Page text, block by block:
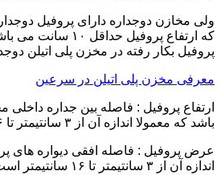
ولی مخازن دوجداره دارای پروفیل
که ارتفاع پروفیل
پروفیل بکار رفته در مخزن پلی اتیلن
معرفی مخزن پلی اتیلن در سرعین
ارتفاع پروفیل : فاصله بین جداره
باشد که معمولا اندازه آن از ۳ سانتیمتر تا ۱۶ سانتیمتر است.
عرض پروفیل : فاصله افقی دیواره های
اندازه آن از ۳ سانتیمتر تا ۱۶ سانتیمتر است.